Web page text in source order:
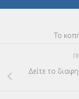
Το
Δείτε το